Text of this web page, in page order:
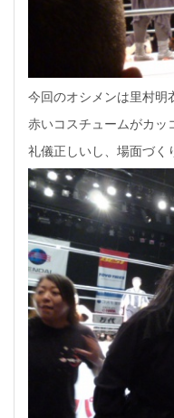
今回のオシメンは里村明
赤いコスチュームがカッ
礼儀正しいし、場面づく